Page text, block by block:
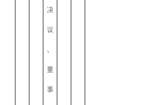
决
议
、
董
事